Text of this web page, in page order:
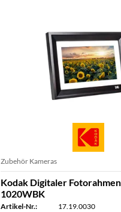
Zubehör Kameras
Kodak Digitaler
1020WBK
Artikel-Nr.:
17.19.0030